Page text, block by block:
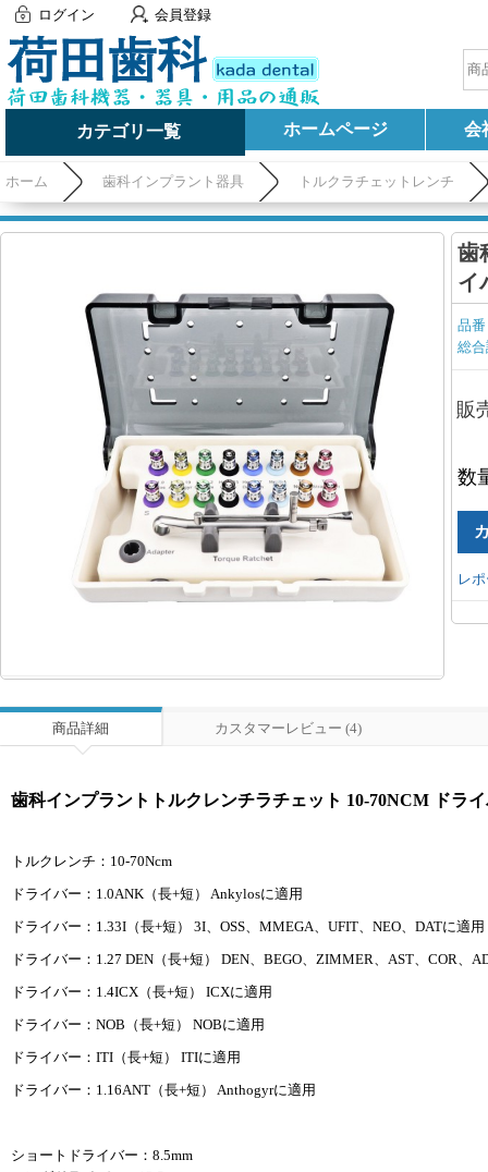
ログイン 会員登録
カテゴリ一覧 ホームページ 会
ホーム 歯科インプラント器具 トルクラチェットレンチ
歯
イ
品
総
販
数
レ
商品詳細 カスタマーレビュー (4)
歯科インプラントトルクレンチラチェット 10-70NCM ドラ
トルクレンチ：10-70Ncm
ドライバー：1.0ANK（長+短） Ankylosに適用
ドライバー：1.33I（長+短） 3I、OSS、MMEGA、UFIT、NEO、DATに適用
ドライバー：1.27 DEN（長+短） DEN、BEGO、ZIMMER、AST、COR、
ドライバー：1.4ICX（長+短） ICXに適用
ドライバー：NOB（長+短） NOBに適用
ドライバー：ITI（長+短） ITIに適用
ドライバー：1.16ANT（長+短） Anthogyrに適用
ショートドライバー：8.5mm